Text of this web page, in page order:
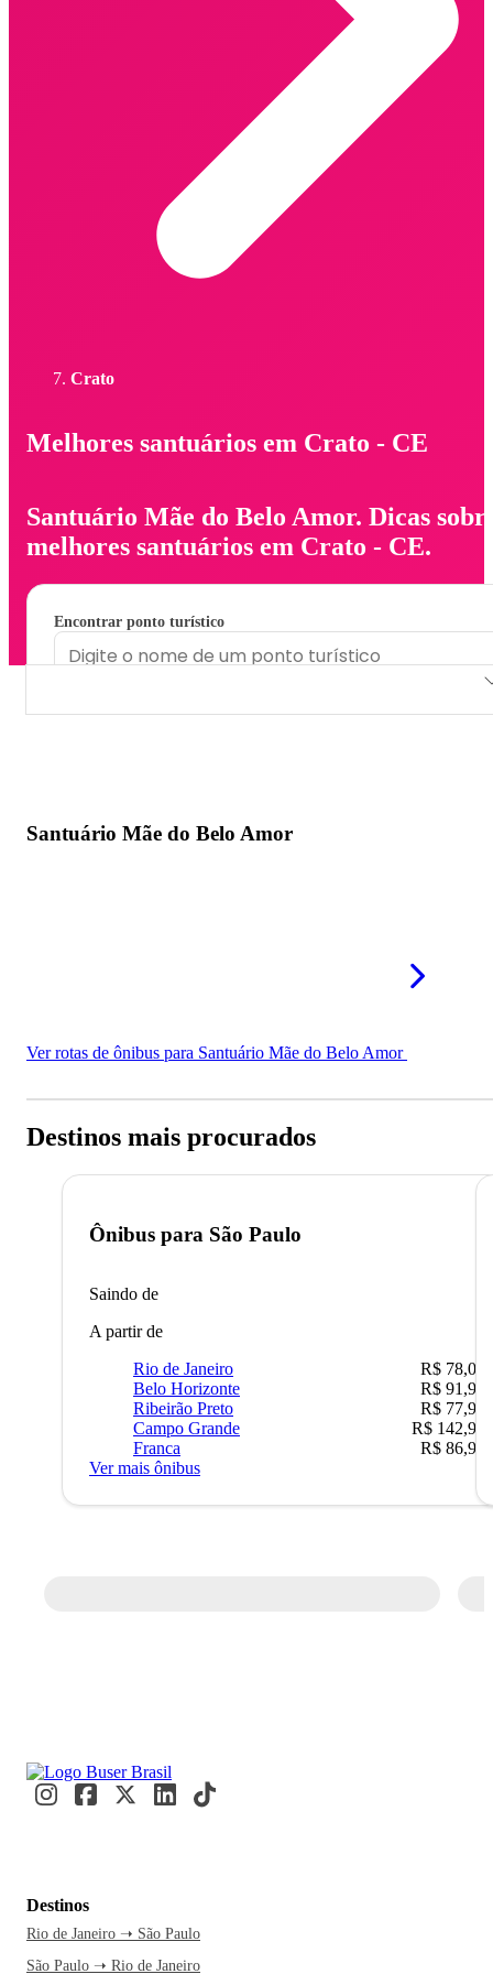
Crato
Melhores santuários em Crato - CE
Santuário Mãe do Belo Amor. Dicas
melhores santuários em Crato - CE.
Encontrar ponto turístico
Santuário Mãe do Belo Amor
Ver rotas de ônibus para Santuário Mãe do Belo Amor
Destinos mais procurados
Ônibus para São Paulo
Saindo de
A partir de
Rio de Janeiro
R$ 78,02
Belo Horizonte
R$ 91,90
Ribeirão Preto
R$ 77,90
Campo Grande
R$ 142,90
Franca
R$ 86,90
Ver mais ônibus
Destinos
Rio de Janeiro ➝ São Paulo
São Paulo ➝ Rio de Janeiro